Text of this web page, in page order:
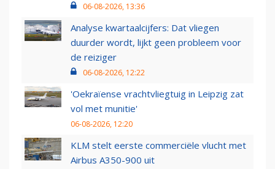
06-08-2026, 13:36
Analyse kwartaalcijfers: Dat vliegen
duurder wordt, lijkt geen probleem voor
de reiziger
06-08-2026, 12:22
'Oekraïense vrachtvliegtuig in Leipzig zat
vol met munitie'
06-08-2026, 12:20
KLM stelt eerste commerciële vlucht met
Airbus A350-900 uit